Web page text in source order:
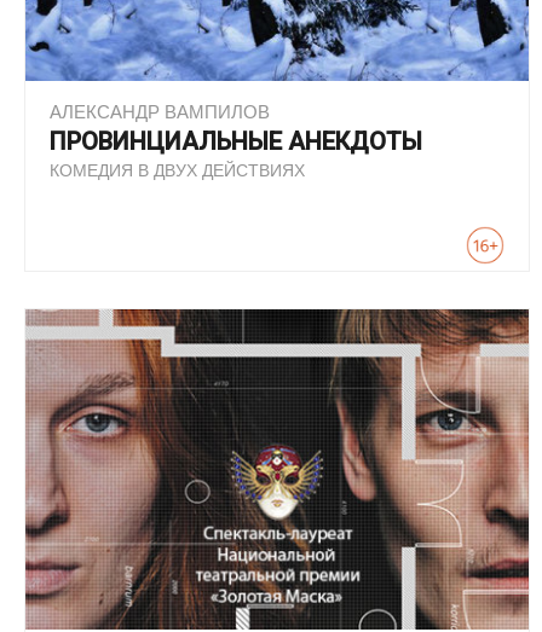
АЛЕКСАНДР ВАМПИЛОВ
ПРОВИНЦИАЛЬНЫЕ АНЕКДОТЫ
КОМЕДИЯ В ДВУХ ДЕЙСТВИЯХ